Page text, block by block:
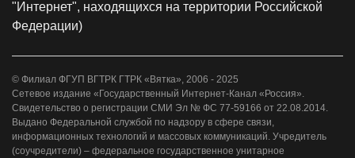
"Интернет", находящихся на территории Российской
Федерации)
© Филиал ФГУП ВГТРК ГТРК «Вятка», 2006 - 2025
Сетевое издание «Государственный Интернет-Канал «Россия».
Свидетельство о регистрации СМИ Эл № ФС 77-59166 от 22.08.2014.
Выдано Федеральной службой по надзору в сфере связи,
информационных технологий и массовых коммуникаций. Учредитель
(соучредители) – федеральное государственное унитарное